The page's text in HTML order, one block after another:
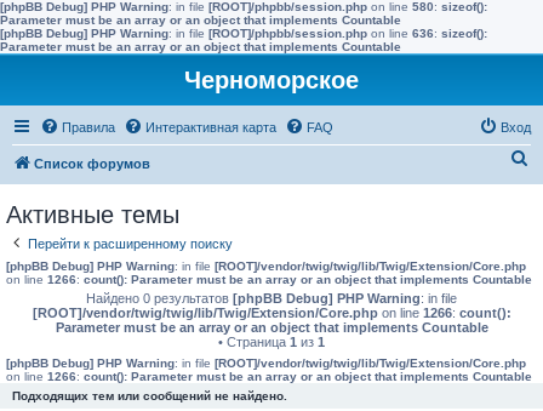
[phpBB Debug] PHP Warning: in file [ROOT]/phpbb/session.php on line 580: sizeof():
Parameter must be an array or an object that implements Countable
[phpBB Debug] PHP Warning: in file [ROOT]/phpbb/session.php on line 636: sizeof():
Parameter must be an array or an object that implements Countable
Черноморское
Правила Интерактивная карта FAQ Вход
Список форумов
к
Активные темы
Перейти к расширенному поиску
[phpBB Debug] PHP Warning: in file [ROOT]/vendor/twig/twig/lib/Twig/Extension/Core.php
on line 1266: count(): Parameter must be an array or an object that implements Countable
Найдено 0 результатов [phpBB Debug] PHP Warning: in file
[ROOT]/vendor/twig/twig/lib/Twig/Extension/Core.phpon line 1266: count():
Parameter must be an array or an object that implements Countable
• Страница 1 из 1
[phpBB Debug] PHP Warning: in file [ROOT]/vendor/twig/twig/lib/Twig/Extension/Core.php
on line 1266: count(): Parameter must be an array or an object that implements Countable
Подходящих тем или сообщений не найдено.